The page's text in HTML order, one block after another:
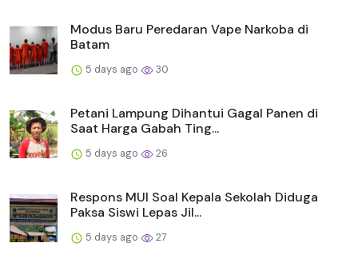
Modus Baru Peredaran Vape Narkoba di
Batam
5 days ago 30
Petani Lampung Dihantui Gagal Panen di
Saat Harga Gabah Ting...
5 days ago 26
Respons MUI Soal Kepala Sekolah Diduga
Paksa Siswi Lepas Jil...
5 days ago 27